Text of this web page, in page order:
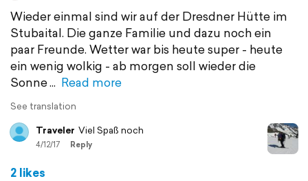
Wieder einmal sind wir auf der Dresdner Hütte im
Stubaital. Die ganze Familie und dazu noch ein
paar Freunde. Wetter war bis heute super - heute
ein wenig wolkig - ab morgen soll wieder die
Sonne
Read more
See translation
Traveler Viel Spaß noch
4/12/17 Reply
2 likes